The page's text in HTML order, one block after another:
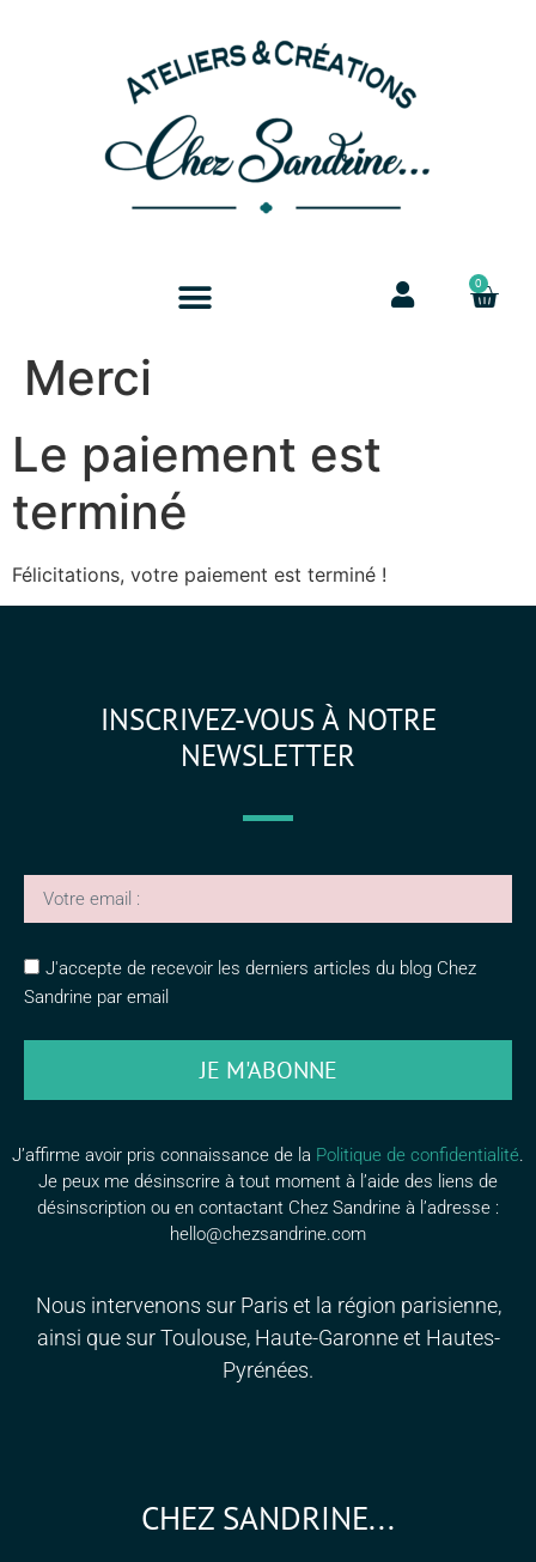
0
Merci
Le paiement est
terminé
Félicitations, votre paiement est terminé !
INSCRIVEZ-VOUS À NOTRE
NEWSLETTER
J'accepte de recevoir les derniers articles du blog Chez
Sandrine par email
JE M'ABONNE
J’affirme avoir pris connaissance de la Politique de confidentialité.
Je peux me désinscrire à tout moment à l’aide des liens de
désinscription ou en contactant Chez Sandrine à l’adresse :
hello@chezsandrine.com
Nous intervenons sur Paris et la région parisienne,
ainsi que sur Toulouse, Haute-Garonne et Hautes-
Pyrénées.
CHEZ SANDRINE...